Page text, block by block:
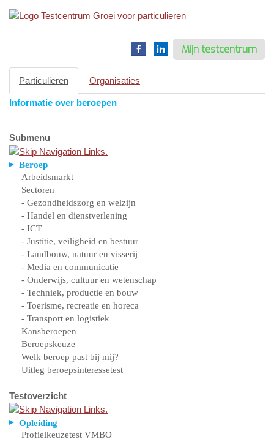
Mijn testcentrum
Particulieren Organisaties
Informatie over beroepen
Submenu
Beroep
Arbeidsmarkt
Sectoren
- Gezondheidszorg en welzijn
- Handel en dienstverlening
- ICT
- Justitie, veiligheid en bestuur
- Landbouw, natuur en visserij
- Media en communicatie
- Onderwijs, cultuur en wetenschap
- Techniek, productie en bouw
- Toerisme, recreatie en horeca
- Transport en logistiek
Kansberoepen
Beroepskeuze
Welk beroep past bij mij?
Uitleg beroepsinteressetest
Testoverzicht
Opleiding
Profielkeuzetest VMBO